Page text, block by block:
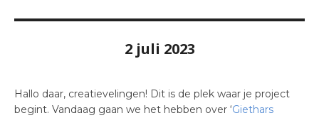
2 juli 2023
Hallo daar, creatievelingen! Dit is de plek waar je project
begint. Vandaag gaan we het hebben over ‘Giethars